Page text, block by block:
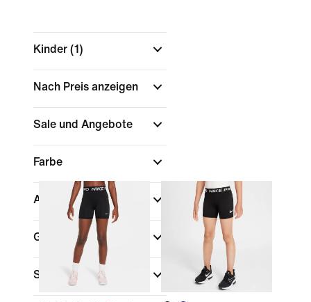
Kinder (1)
Nach Preis anzeigen
Sale und Angebote
Farbe
Altersklasse
Größen
Sport